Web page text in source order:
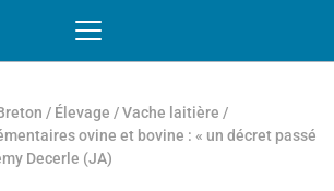
/ Élevage /Vache laitière /
ovine et bovine : « un décret passé
Decerle (JA)